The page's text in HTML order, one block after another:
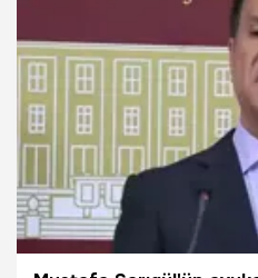
18.07.2024 Gündem